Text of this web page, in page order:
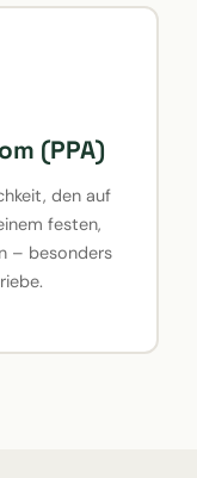
(PPA)
den auf
festen,
– besonders